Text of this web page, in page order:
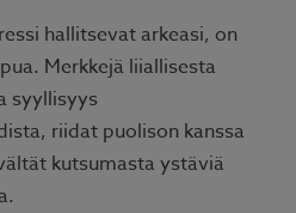
hallitsevat arkeasi, on
Merkkejä liiallisesta
syyllisyys
riidat puolison kanssa
kutsumasta ystäviä